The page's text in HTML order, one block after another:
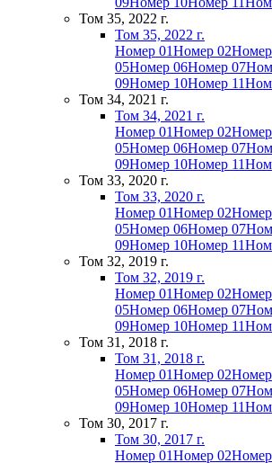
Том 35, 2022 г.
Том 35, 2022 г.
Номер 01Номер 02
05Номер 06Номер 07
09Номер 10Номер 11
Том 34, 2021 г.
Том 34, 2021 г.
Номер 01Номер 02
05Номер 06Номер 07
09Номер 10Номер 11
Том 33, 2020 г.
Том 33, 2020 г.
Номер 01Номер 02
05Номер 06Номер 07
09Номер 10Номер 11
Том 32, 2019 г.
Том 32, 2019 г.
Номер 01Номер 02
05Номер 06Номер 07
09Номер 10Номер 11
Том 31, 2018 г.
Том 31, 2018 г.
Номер 01Номер 02
05Номер 06Номер 07
09Номер 10Номер 11
Том 30, 2017 г.
Том 30, 2017 г.
Номер 01Номер 02